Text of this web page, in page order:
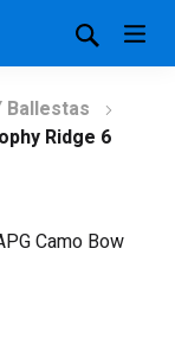
Ballestas
Ridge 6